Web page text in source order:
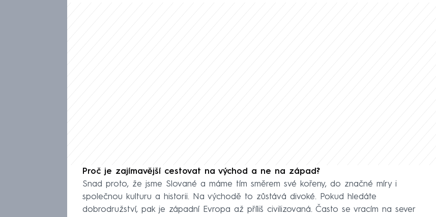
Proč je zajímavější cestovat na východ a ne na západ?
Snad proto, že jsme Slované a máme tím směrem své kořeny, do značné míry i
společnou kulturu a historii. Na východě to zůstává divoké. Pokud hledáte
dobrodružství, pak je západní Evropa až příliš civilizovaná. Často se vracím na sever